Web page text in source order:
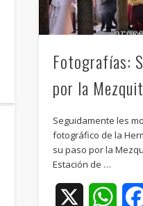
Fotografías:
por la
Seguidamente les
fotográfico de la
su paso por la
Estación de …